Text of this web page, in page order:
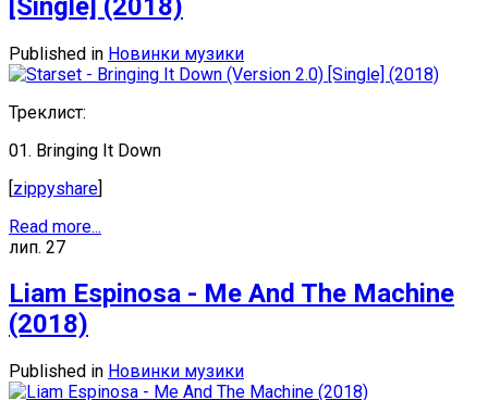
Published in Новинки музики
Треклист:
01. Bringing It Down
[zippyshare]
Read more...
лип. 27
Liam Espinosa - Me And The Machine
(2018)
Published in Новинки музики